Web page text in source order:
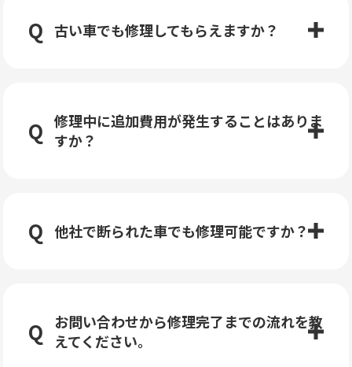
古い車でも修理してもらえますか？
修理中に追加費用が発生することはありま
すか？
他社で断られた車でも修理可能ですか？
お問い合わせから修理完了までの流れを教
えてください。